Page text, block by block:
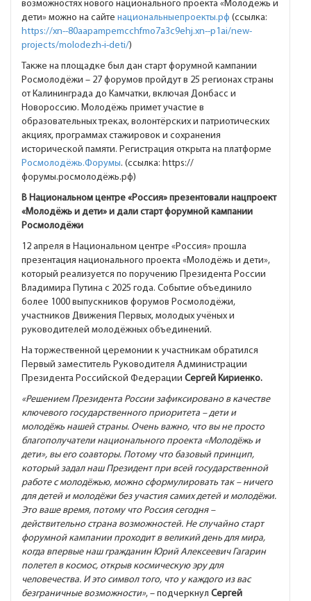
возможностях нового национального проекта «Молодёжь и
дети» можно на сайте национальныепроекты.рф (ссылка:
https://xn--80aapampemcchfmo7a3c9ehj.xn--p1ai/new-
projects/molodezh-i-deti/)
Также на площадке был дан старт форумной кампании
Росмолодёжи – 27 форумов пройдут в 25 регионах страны
от Калининграда до Камчатки, включая Донбасс и
Новороссию. Молодёжь примет участие в
образовательных треках, волонтёрских и патриотических
акциях, программах стажировок и сохранения
исторической памяти. Регистрация открыта на платформе
Росмолодёжь.Форумы. (ссылка: https://
форумы.росмолодёжь.рф)
В Национальном центре «Россия» презентовали нацпроект
«Молодёжь и дети» и дали старт форумной кампании
Росмолодёжи
12 апреля в Национальном центре «Россия» прошла
презентация национального проекта «Молодёжь и дети»,
который реализуется по поручению Президента России
Владимира Путина с 2025 года. Событие объединило
более 1000 выпускников форумов Росмолодёжи,
участников Движения Первых, молодых учёных и
руководителей молодёжных объединений.
На торжественной церемонии к участникам обратился
Первый заместитель Руководителя Администрации
Президента Российской Федерации Сергей Кириенко.
«Решением Президента России зафиксировано в качестве
ключевого государственного приоритета – дети и
молодёжь нашей страны. Очень важно, что вы не просто
благополучатели национального проекта «Молодёжь и
дети», вы его соавторы. Потому что базовый принцип,
который задал наш Президент при всей государственной
работе с молодёжью, можно сформулировать так – ничего
для детей и молодёжи без участия самих детей и молодёжи.
Это ваше время, потому что Россия сегодня –
действительно страна возможностей. Не случайно старт
форумной кампании проходит в великий день для мира,
когда впервые наш гражданин Юрий Алексеевич Гагарин
полетел в космос, открыв космическую эру для
человечества. И это символ того, что у каждого из вас
безграничные возможности», – подчеркнул Сергей